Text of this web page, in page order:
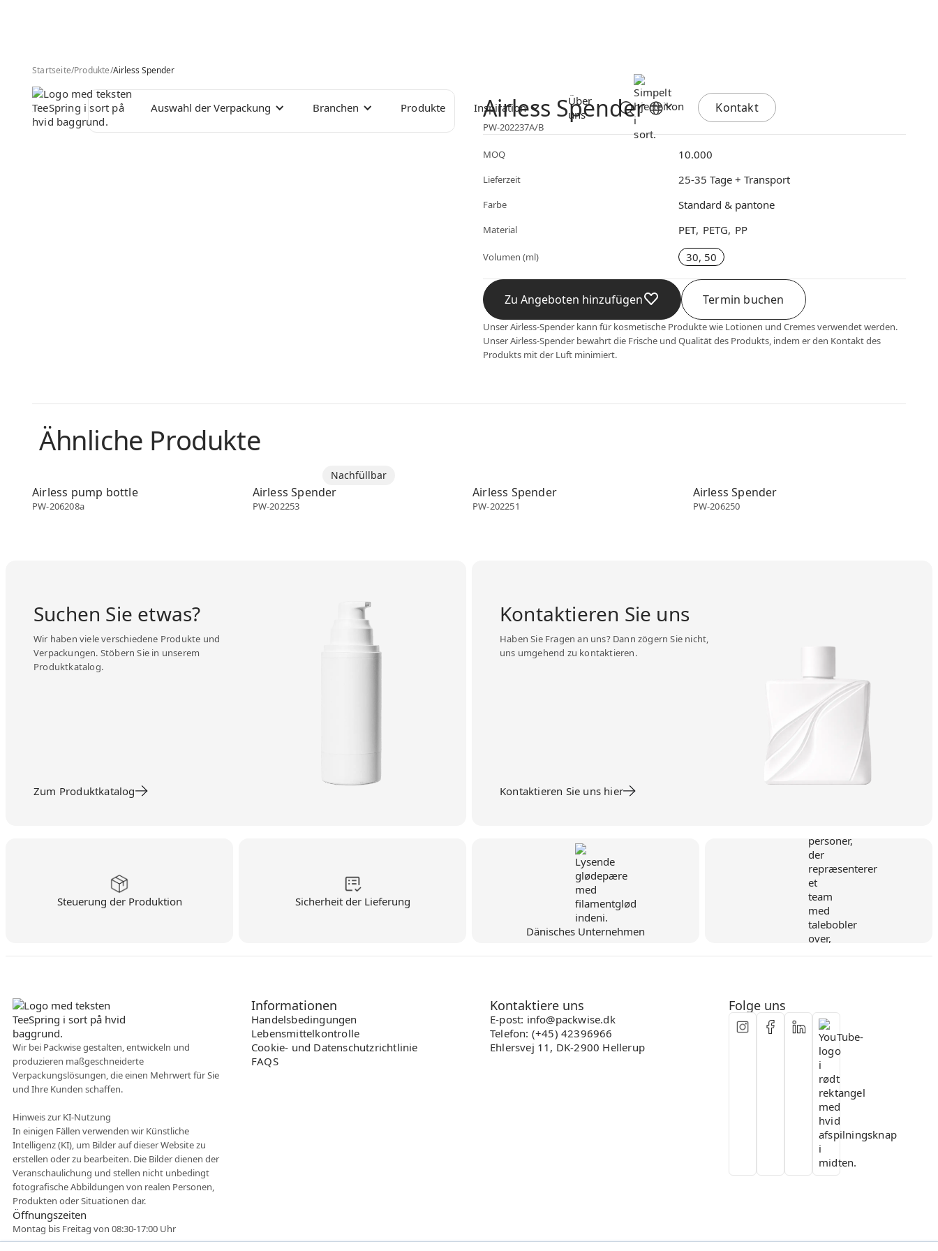
Auswahl der Verpackung Branchen Produkte Inspiration
Über
uns
Kontakt
Startseite/Produkte/Airless Spender
Airless Spender
PW-202237A/B
MOQ 10.000
Lieferzeit 25-35 Tage + Transport
Farbe Standard & pantone
Material PET PETG PP
Volumen (ml) 30, 50
Zu Angeboten hinzufügen Termin buchen
Unser Airless-Spender kann für kosmetische Produkte wie Lotionen und Cremes verwendet werden.
Unser Airless-Spender bewahrt die Frische und Qualität des Produkts, indem er den Kontakt des
Produkts mit der Luft minimiert.
Ähnliche Produkte
Airless pump bottle
PW-206208a
Nachfüllbar
Airless Spender
PW-202253
Airless dispenser
Airless Spender
PW-202251
Airless Spender
PW-206250
Suchen Sie etwas?
Wir haben viele verschiedene Produkte und
Verpackungen. Stöbern Sie in unserem
Produktkatalog.
Zum Produktkatalog
Kontaktieren Sie uns
Haben Sie Fragen an uns? Dann zögern Sie nicht,
uns umgehend zu kontaktieren.
Kontaktieren Sie uns hier
Steuerung der Produktion Sicherheit der Lieferung
Dänisches Unternehmen
Wir bei Packwise gestalten, entwickeln und
produzieren maßgeschneiderte
Verpackungslösungen, die einen Mehrwert für Sie
und Ihre Kunden schaffen.
Hinweis zur KI-Nutzung
In einigen Fällen verwenden wir Künstliche
Intelligenz (KI), um Bilder auf dieser Website zu
erstellen oder zu bearbeiten. Die Bilder dienen der
Veranschaulichung und stellen nicht unbedingt
fotografische Abbildungen von realen Personen,
Produkten oder Situationen dar.
Öffnungszeiten
Montag bis Freitag von 08:30-17:00 Uhr
Informationen
Handelsbedingungen
Lebensmittelkontrolle
Cookie- und Datenschutzrichtlinie
FAQS
Kontaktiere uns
E-post: info@packwise.dk
Telefon: (+45) 42396966
Ehlersvej 11, DK-2900 Hellerup
Folge uns